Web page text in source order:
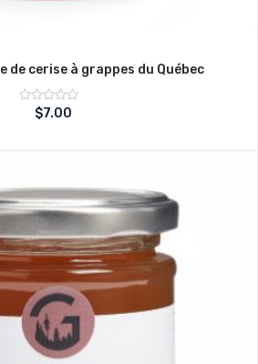
de cerise à grappes du Québec
Note
sur
$7.00